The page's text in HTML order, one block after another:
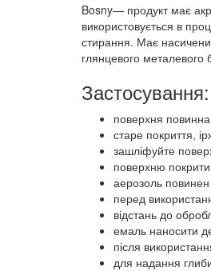
Bosny— продукт має
використовується в
стирання. Має
глянцевого металевого
Застосування:
поверхня
старе покриття,
зашліфуйте
поверхню покрити
аерозоль
перед
відстань до
емаль наносити
після
для надання